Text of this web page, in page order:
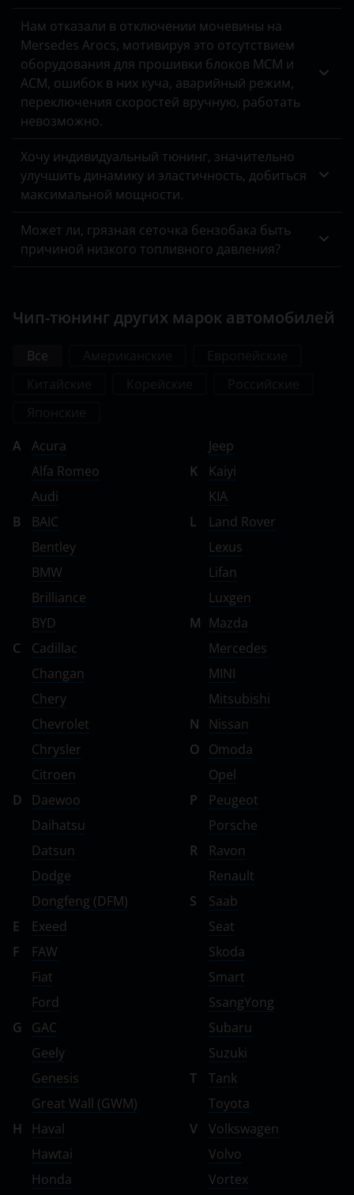
УАЗ
Нам отказали в отключении мочевины на
Mersedes Arocs, мотивируя это отсутствием
оборудования для прошивки блоков MCM и
ACM, ошибок в них куча, аварийный режим,
переключения скоростей вручную, работать
невозможно.
Хочу индивидуальный тюнинг, значительно
улучшить динамику и эластичность, добиться
максимальной мощности.
Может ли, грязная сеточка бензобака быть
причиной низкого топливного давления?
Чип-тюнинг других марок автомобилей
Все
A
Acura
Alfa Romeo
Audi
B
BAIC
Bentley
BMW
Brilliance
BYD
C
Cadillac
Changan
Chery
Chevrolet
Chrysler
Citroen
D
Daewoo
Daihatsu
Datsun
Dodge
Dongfeng (DFM)
E
Exeed
F
FAW
Fiat
Ford
G
GAC
Geely
Genesis
Great Wall (GWM)
H
Haval
Hawtai
Honda
Jeep
K
Kaiyi
KIA
L
Land Rover
Lexus
Lifan
Luxgen
M Mazda
Mercedes
MINI
Mitsubishi
N
Nissan
O
Omoda
Opel
P
Peugeot
Porsche
R
Ravon
Renault
S
Saab
Seat
Skoda
Smart
SsangYong
Subaru
Suzuki
T
Tank
Toyota
V
Volkswagen
Volvo
Vortex